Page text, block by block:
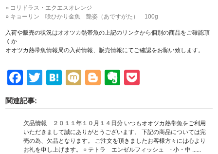
○ コリドラス・エクエスオレンジ
○ キョーリン 咲ひかり金魚 艶姿（あですがた） 100g
入荷や販売の状況はオオツカ熱帯魚の上記のリンクから個別の商品をご確認頂
くか
オオツカ熱帯魚情報局の入荷情報、販売情報にてご確認をお願い致します。
Facebook
Twitter
Hatena
MixiBloggerEvernote
関連記事:
欠品情報 ２０１１年１０月１４日分 いつもオオツカ熱帯魚をご利用
いただきまして誠にありがとうございます。 下記の商品については完
売の為、欠品となります。 ご注文を頂きましたお客様方々には心より
お礼を申し上げます。 ○ テトラ エンゼルフィッシュ - 小・中 ......